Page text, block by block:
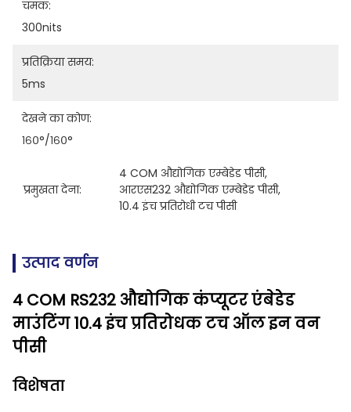
चमक:
300nits
प्रतिक्रिया समय:
5ms
देखने का कोण:
१६०°/१६०°
प्रमुखता देना:
4 COM औद्योगिक एम्बेडेड पीसी,
आरएस232 औद्योगिक एम्बेडेड पीसी,
10.4 इंच प्रतिरोधी टच पीसी
उत्पाद वर्णन
4 COM RS232 औद्योगिक कंप्यूटर एंबेडेड
माउंटिंग 10.4 इंच प्रतिरोधक टच ऑल इन वन
पीसी
विशेषता